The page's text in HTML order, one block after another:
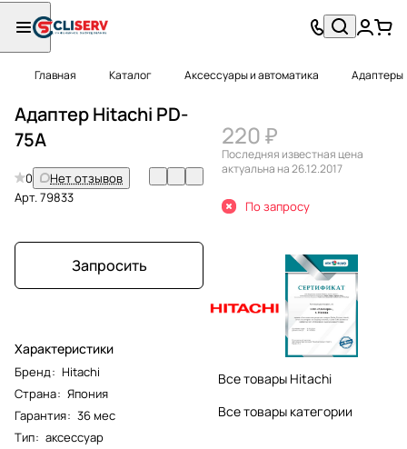
Главная Каталог Аксессуары и автоматика Адаптеры
Адаптер Hitachi PD-
75A
0
Нет отзывов
Арт.79833
Запросить
Характеристики
Бренд: Hitachi
Страна: Япония
Гарантия: 36 мес
Тип: аксессуар
220 ₽
Последняя известная цена
актуальна на 26.12.2017
По запросу
Все товары Hitachi
Все товары категории